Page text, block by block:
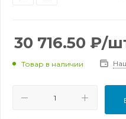
30 716.50 ₽/
Товар в наличии